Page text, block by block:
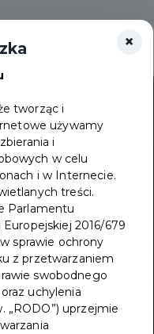
×
tworząc i
używamy
i
w celu
i w Internecie.
treści.
Parlamentu
2016/679
sprawie ochrony
z przetwarzaniem
swobodnego
uchylenia
„RODO”) uprzejmie